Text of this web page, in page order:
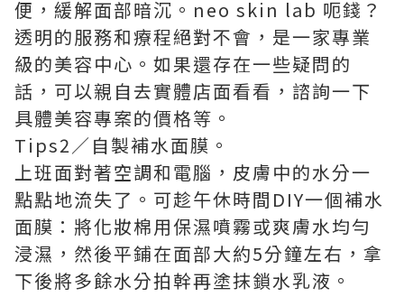
便，緩解面部暗沉。 neo skin lab 呃錢 ？
透明的服務和療程絕對不會，是一家專業
級的美容中心。如果還存在一些疑問的
話，可以親自去實體店面看看，諮詢一下
具體美容專案的價格等。
Tips2／自製補水面膜。
上班面對著空調和電腦，皮膚中的水分一
點點地流失了。可趁午休時間DIY一個補水
面膜：將化妝棉用保濕噴霧或爽膚水均勻
浸濕，然後平鋪在面部大約5分鐘左右，拿
下後將多餘水分拍幹再塗抹鎖水乳液。